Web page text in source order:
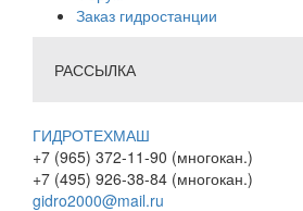
Заказ гидростанции
РАССЫЛКА
ГИДРОТЕХМАШ
+7 (965) 372-11-90 (многокан.)
+7 (495) 926-38-84 (многокан.)
gidro2000@mail.ru